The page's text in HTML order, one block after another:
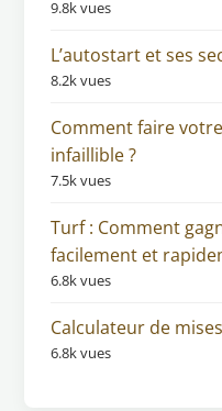
9.8k vues
L’autostart et ses
8.2k vues
Comment faire
infaillible ?
7.5k vues
Turf : Comment
facilement et
6.8k vues
Calculateur de
6.8k vues